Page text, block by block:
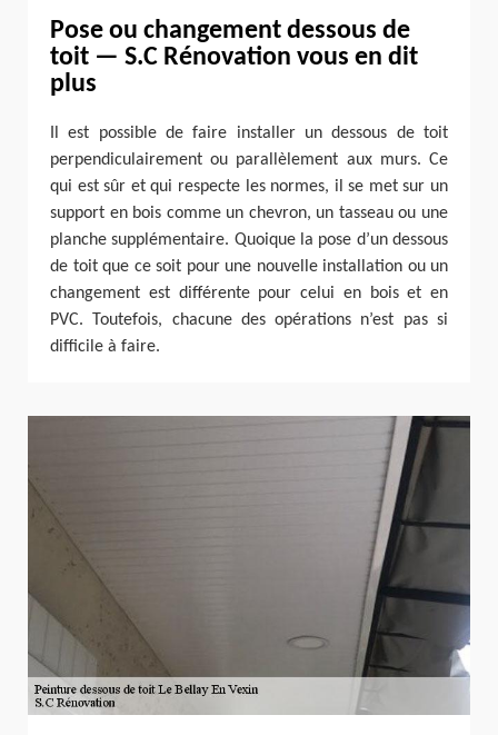
Pose ou changement dessous de
toit — S.C Rénovation vous en dit
plus
Il est possible de faire installer un dessous de toit
perpendiculairement ou parallèlement aux murs. Ce
qui est sûr et qui respecte les normes, il se met sur un
support en bois comme un chevron, un tasseau ou une
planche supplémentaire. Quoique la pose d’un dessous
de toit que ce soit pour une nouvelle installation ou un
changement est différente pour celui en bois et en
PVC. Toutefois, chacune des opérations n’est pas si
difficile à faire.